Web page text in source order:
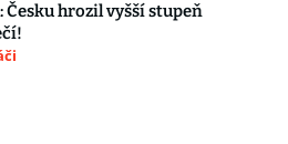
Česku hrozil vyšší stupeň